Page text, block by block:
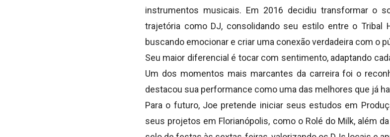
instrumentos musicais. Em 2016 decidiu transformar o
trajetória como DJ, consolidando seu estilo entre o Tribal
buscando emocionar e criar uma conexão verdadeira com o
Seu maior diferencial é tocar com sentimento, adaptando
Um dos momentos mais marcantes da carreira foi o
destacou sua performance como uma das melhores que já
Para o futuro, Joe pretende iniciar seus estudos em
seus projetos em Florianópolis, como o Rolé do Milk, além